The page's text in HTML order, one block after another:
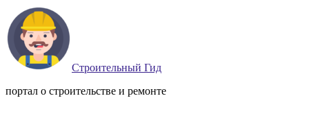
Строительный Гид
портал о строительстве и ремонте